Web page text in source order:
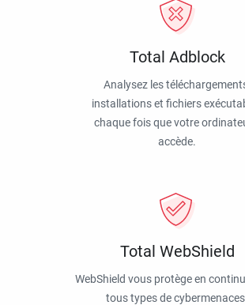
Total Adblock
Analysez les
installations et fichiers
chaque fois que votre
accède.
Total WebShield
WebShield vous protège en
tous types de